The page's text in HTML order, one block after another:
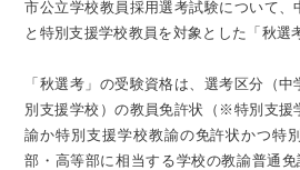
市公立学校教員採用選考試験について、
と特別支援学校教員を対象とした「秋選
「秋選考」の受験資格は、選考区分（
別支援学校）の教員免許状（※特別支援
諭か特別支援学校教諭の免許状かつ特
部・高等部に相当する学校の教諭普通